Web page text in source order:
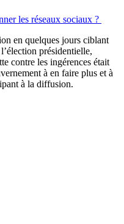
les réseaux sociaux ?
en quelques jours ciblant
présidentielle,
contre les ingérences était
à en faire plus et à
à la diffusion.